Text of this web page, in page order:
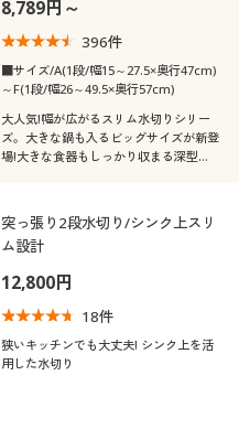
8,789円～
396件
■サイズ/A(1段/幅15～27.5×奥行47cm)
～F(1段/幅26～49.5×奥行57cm)
大人気!幅が広がるスリム水切りシリー
ズ。大きな鍋も入るビッグサイズが新登
場!大きな食器もしっかり収まる深型
突っ張り2段水切り/シンク上スリ
ム設計
12,800円
18件
狭いキッチンでも大丈夫! シンク上を活
用した水切り